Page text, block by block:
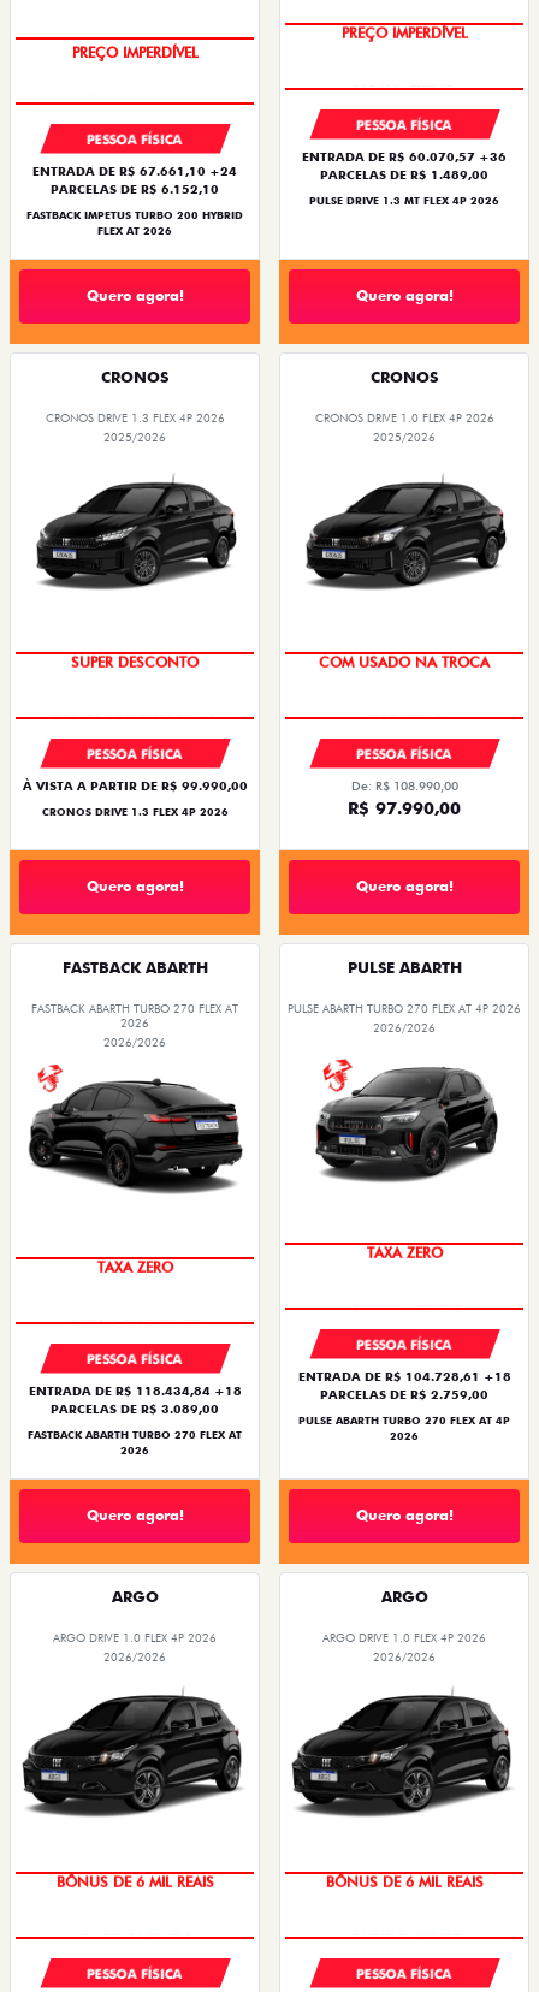
PREÇO IMPERDÍVEL
PESSOA FÍSICA
ENTRADA DE R$ 67.661,10 +24
PARCELAS DE R$ 6.152,10
FASTBACK IMPETUS TURBO 200 HYBRID
FLEX AT 2026
Quero agora!
PREÇO IMPERDÍVEL
PESSOA FÍSICA
ENTRADA DE R$ 60.070,57 +36
PARCELAS DE R$ 1.489,00
PULSE DRIVE 1.3 MT FLEX 4P 2026
Quero agora!
CRONOS
CRONOS DRIVE 1.3 FLEX 4P 2026
2025/2026
SUPER DESCONTO
PESSOA FÍSICA
À VISTA A PARTIR DE R$ 99.990,00
CRONOS DRIVE 1.3 FLEX 4P 2026
Quero agora!
CRONOS
CRONOS DRIVE 1.0 FLEX 4P 2026
2025/2026
COM USADO NA TROCA
PESSOA FÍSICA
De: R$ 108.990,00
R$ 97.990,00
Quero agora!
FASTBACK ABARTH
FASTBACK ABARTH TURBO 270 FLEX AT
2026
2026/2026
TAXA ZERO
PESSOA FÍSICA
ENTRADA DE R$ 118.434,84 +18
PARCELAS DE R$ 3.089,00
FASTBACK ABARTH TURBO 270 FLEX AT
2026
Quero agora!
PULSE ABARTH
PULSE ABARTH TURBO 270 FLEX AT 4P 2026
2026/2026
TAXA ZERO
PESSOA FÍSICA
ENTRADA DE R$ 104.728,61 +18
PARCELAS DE R$ 2.759,00
PULSE ABARTH TURBO 270 FLEX AT 4P
2026
Quero agora!
ARGO
ARGO DRIVE 1.0 FLEX 4P 2026
2026/2026
BÔNUS DE 6 MIL REAIS
PESSOA FÍSICA
ARGO
ARGO DRIVE 1.0 FLEX 4P 2026
2026/2026
BÔNUS DE 6 MIL REAIS
PESSOA FÍSICA